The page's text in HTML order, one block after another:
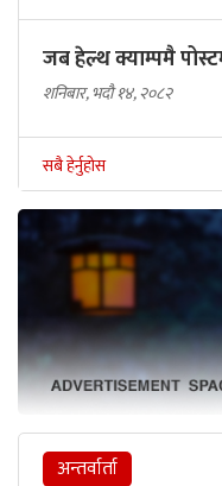
जब हेल्थ क्याम्पमै
शनिबार, भदौ १४, २०८२
सबै हेर्नुहोस
अन्तर्वार्ता